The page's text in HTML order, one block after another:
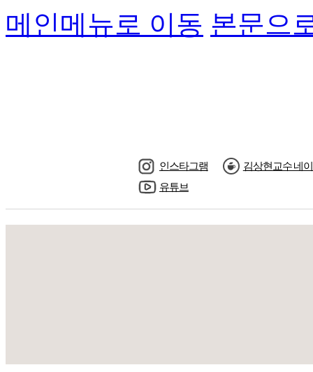
메인메뉴로 이동 본문으
인스타그램
김상현교수 네
유튜브